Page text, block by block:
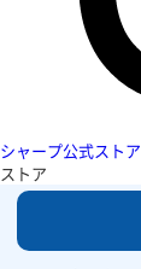
シャープ公式ストア
ストア